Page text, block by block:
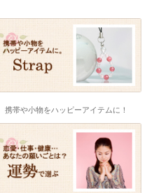
携帯や小物をハッピーアイテムに！